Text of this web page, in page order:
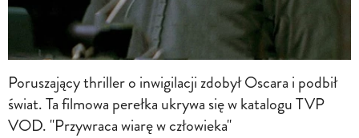
Poruszający thriller o inwigilacji zdobył Oscara i podbił
świat. Ta filmowa perełka ukrywa się w katalogu TVP
VOD. "Przywraca wiarę w człowieka"